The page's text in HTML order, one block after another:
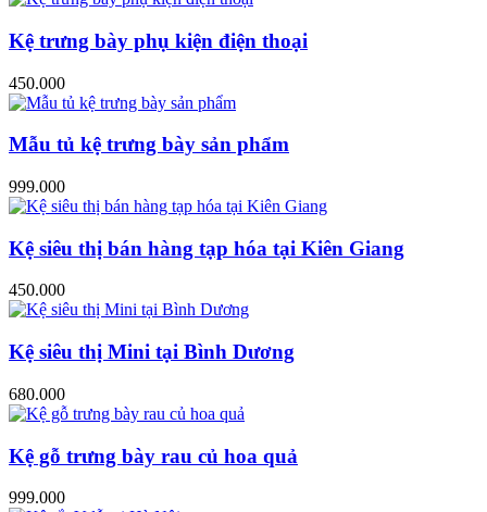
Kệ trưng bày phụ kiện điện thoại
450.000
Mẫu tủ kệ trưng bày sản phẩm
999.000
Kệ siêu thị bán hàng tạp hóa tại Kiên Giang
450.000
Kệ siêu thị Mini tại Bình Dương
680.000
Kệ gỗ trưng bày rau củ hoa quả
999.000